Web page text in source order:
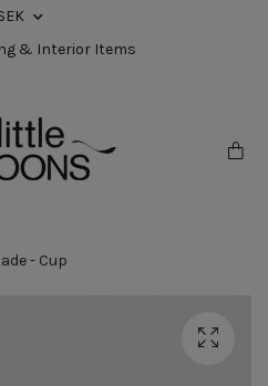
& Interior Items
- Cup